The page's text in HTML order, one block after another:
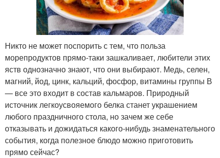
Никто не может поспорить с тем, что польза
морепродуктов прямо-таки зашкаливает, любители этих
яств однозначно знают, что они выбирают. Медь, селен,
магний, йод, цинк, кальций, фосфор, витамины группы В
— все это входит в состав кальмаров. Природный
источник легкоусвояемого белка станет украшением
любого праздничного стола, но зачем же себе
отказывать и дожидаться какого-нибудь знаменательного
события, когда полезное блюдо можно приготовить
прямо сейчас?